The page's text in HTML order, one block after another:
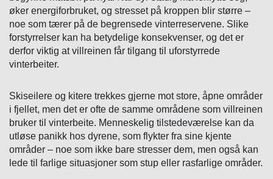
øker energiforbruket, og stresset på kroppen blir større –
noe som tærer på de begrensede vinterreservene. Slike
forstyrrelser kan ha betydelige konsekvenser, og det er
derfor viktig at villreinen får tilgang til uforstyrrede
vinterbeiter.
Skiseilere og kitere trekkes gjerne mot store, åpne områder
i fjellet, men det er ofte de samme områdene som villreinen
bruker til vinterbeite. Menneskelig tilstedeværelse kan da
utløse panikk hos dyrene, som flykter fra sine kjente
områder – noe som ikke bare stresser dem, men også kan
lede til farlige situasjoner som stup eller rasfarlige områder.